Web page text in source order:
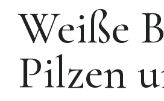
Weiße
Pilzen